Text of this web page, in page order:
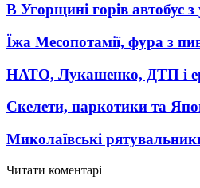
В Угорщині горів автобус
Їжа Месопотамії, фура з
НАТО, Лукашенко, ДТП і
Скелети, наркотики та
Миколаївські
Читати коментарі